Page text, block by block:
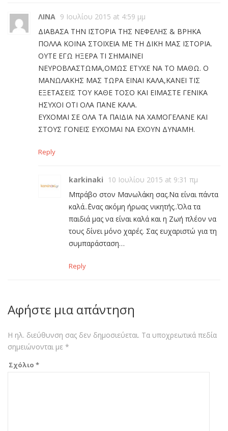
ΛΙΝΑ 9 Ιουλίου 2015 at 4:59 μμ
ΔΙΑΒΑΣΑ ΤΗΝ ΙΣΤΟΡΙΑ ΤΗΣ ΝΕΦΕΛΗΣ & ΒΡΗΚΑ
ΠΟΛΛΑ ΚΟΙΝΑ ΣΤΟΙΧΕΙΑ ΜΕ ΤΗ ΔΙΚΗ ΜΑΣ ΙΣΤΟΡΙΑ.
ΟΥΤΕ ΕΓΩ ΗΞΕΡΑ ΤΙ ΣΗΜΑΙΝΕΙ
ΝΕΥΡΟΒΛΑΣΤΩΜΑ,ΟΜΩΣ ΕΤΥΧΕ ΝΑ ΤΟ ΜΑΘΩ. Ο
ΜΑΝΩΛΑΚΗΣ ΜΑΣ ΤΩΡΑ ΕΙΝΑΙ ΚΑΛΑ,ΚΑΝΕΙ ΤΙΣ
ΕΞΕΤΑΣΕΙΣ ΤΟΥ ΚΑΘΕ ΤΟΣΟ ΚΑΙ ΕΙΜΑΣΤΕ ΓΕΝΙΚΑ
ΗΣΥΧΟΙ ΟΤΙ ΟΛΑ ΠΑΝΕ ΚΑΛΑ.
ΕΥΧΟΜΑΙ ΣΕ ΟΛΑ ΤΑ ΠΑΙΔΙΑ ΝΑ ΧΑΜΟΓΕΛΑΝΕ ΚΑΙ
ΣΤΟΥΣ ΓΟΝΕΙΣ ΕΥΧΟΜΑΙ ΝΑ ΕΧΟΥΝ ΔΥΝΑΜΗ.
Reply
karkinaki 10 Ιουλίου 2015 at 9:31 πμ
Μπράβο στον Μανωλάκη σας.Να είναι πάντα
καλά..΄Ενας ακόμη ήρωας νικητής..Όλα τα
παιδιά μας να είναι καλά και η Ζωή πλέον να
τους δίνει μόνο χαρές. Σας ευχαριστώ για τη
συμπαράσταση…
Reply
Αφήστε μια απάντηση
Η ηλ. διεύθυνση σας δεν δημοσιεύεται. Τα υποχρεωτικά πεδία
σημειώνονται με *
Σχόλιο *